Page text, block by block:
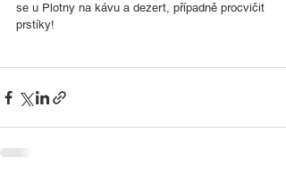
se u Plotny na kávu a dezert, případně procvičit
prstíky!